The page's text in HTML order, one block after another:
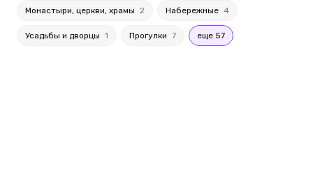
Монастыри, церкви, храмы 2 Набережные 4
Усадьбы и дворцы 1 Прогулки 7 еще 57